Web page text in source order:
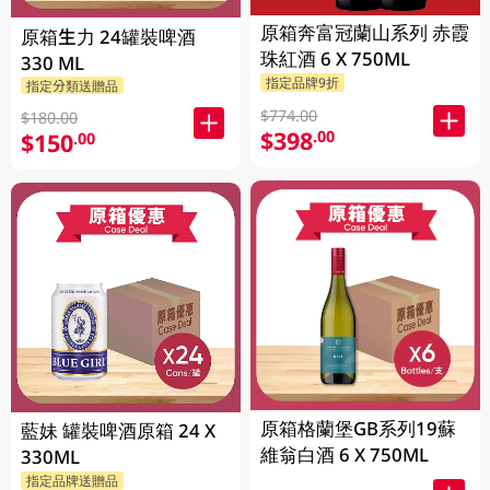
原箱生力 24罐裝啤酒
330 ML
指定分類送贈品
$180.00
$150.00
藍妹 罐裝啤酒原箱 24 X
330ML
指定品牌送贈品
原箱奔富冠蘭山系列 赤霞
珠紅酒 6 X 750ML
指定品牌9折
$774.00
$398.00
原箱格蘭堡GB系列19蘇
維翁白酒 6 X 750ML